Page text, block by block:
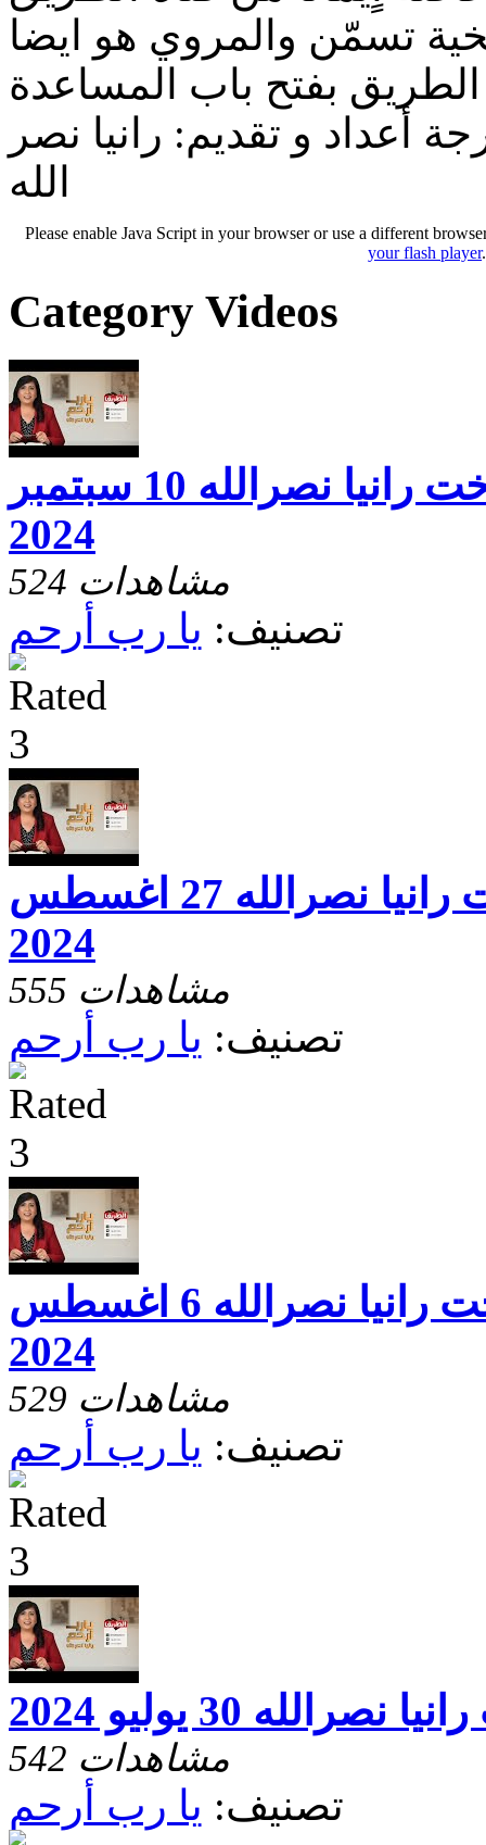
تسمّن والمروي هو ايضا
بفتح باب المساعدة
أعداد و تقديم: رانيا نصر
الله
Please enable Java Script in your browser or use a different
your flash player.
Category Videos
يارب ارحم مع الاخت رانيا نصرالله 10 سبتمبر
2024
524 مشاهدات
تصنيف: يا رب أرحم
يارب ارحم مع الاخت رانيا نصرالله 27 اغسطس
2024
555 مشاهدات
تصنيف: يا رب أرحم
يارب ارحم مع الاخت رانيا نصرالله 6 اغسطس
2024
529 مشاهدات
تصنيف: يا رب أرحم
30 يوليو 2024
542 مشاهدات
تصنيف: يا رب أرحم